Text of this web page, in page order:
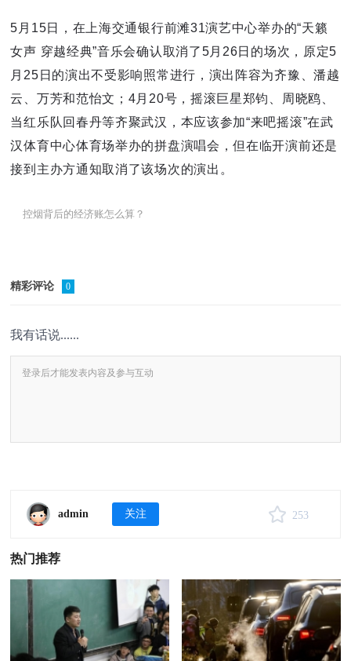
5月15日，在上海交通银行前滩31演艺中心举办的“天籁
女声 穿越经典”音乐会确认取消了5月26日的场次，原定5
月25日的演出不受影响照常进行，演出阵容为齐豫、潘越
云、万芳和范怡文；4月20号，摇滚巨星郑钧、周晓鸥、
当红乐队回春丹等齐聚武汉，本应该参加“来吧摇滚”在武
汉体育中心体育场举办的拼盘演唱会，但在临开演前还是
接到主办方通知取消了该场次的演出。
控烟背后的经济账怎么算？
精彩评论 0
我有话说......
admin 关注 253
热门推荐